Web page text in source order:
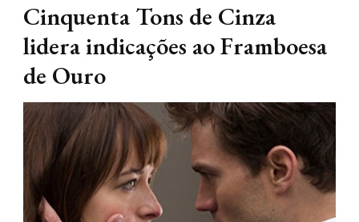
Cinquenta Tons de Cinza
lidera indicações ao Framboesa
de Ouro